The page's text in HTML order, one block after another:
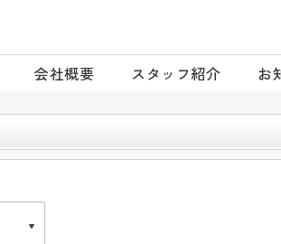
会社概要 スタッフ紹介 お